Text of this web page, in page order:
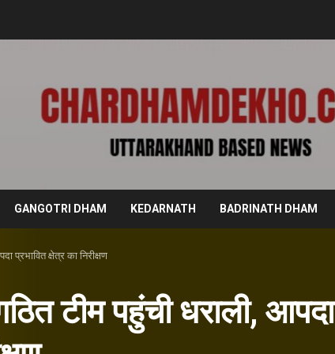
GANGOTRI DHAM KEDARNATH BADRINATH DHAM
प्रभावित क्षेत्र का निरीक्षण
टीम पहुंची धराली, आपदा